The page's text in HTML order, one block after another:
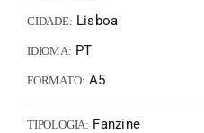
CIDADE: Lisboa
IDIOMA: PT
FORMATO: A5
TIPOLOGIA: Fanzine